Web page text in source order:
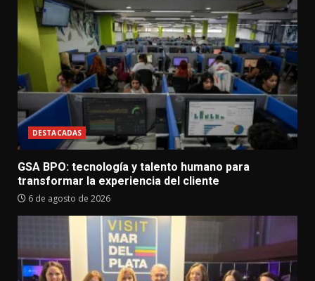
DESTACADAS
GSA BPO: tecnología y talento humano para
transformar la experiencia del cliente
6 de agosto de 2026